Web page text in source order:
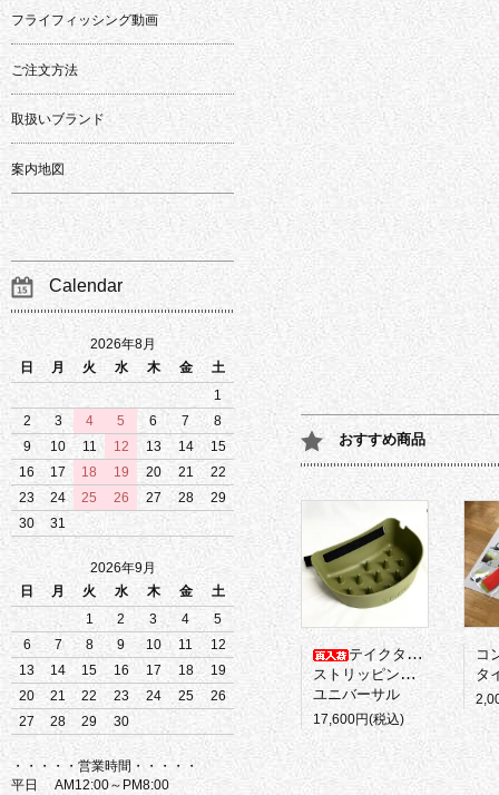
おすすめ商品
テイクタックル
ストリッピングバスケット
ユニバーサル
17,600円(税込)
コ
タ
フライフィッシング動画
ご注文方法
取扱いブランド
案内地図
Calendar
2026年8月
日
月 火 水 木 金
土
1
2
3 4 5 6 7
8
9
10 11 12 13 14
15
16
17 18 19 20 21
22
23
24 25 26 27 28
29
30
31
2026年9月
日
月 火 水 木 金
土
1
2 3 4
5
6
7 8 9 10 11
12
13
14 15 16 17 18
19
20
21 22 23 24 25
26
27
28 29 30
・・・・・営業時間・・・・・
平日 AM12:00～PM8:00